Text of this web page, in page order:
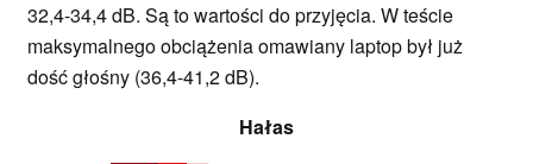
32,4-34,4 dB. Są to wartości do przyjęcia. W teście
maksymalnego obciążenia omawiany laptop był już
dość głośny (36,4-41,2 dB).
Hałas